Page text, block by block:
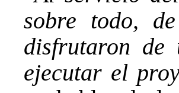
sobre todo,
disfrutaron de
ejecutar el